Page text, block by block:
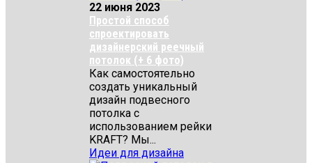
22 июня 2023
Простой способ
спроектировать
дизайнерский реечный
потолок (+ 6 фото)
Как самостоятельно
создать уникальный
дизайн подвесного
потолка с
использованием рейки
KRAFT? Мы...
Идеи для дизайна